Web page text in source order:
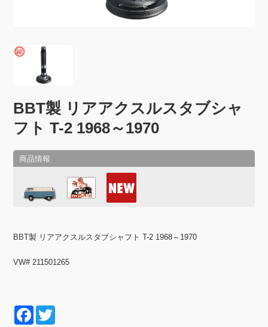
BBT製 リアアクスルスタブシャ
フト T-2 1968～1970
BBT製 リアアクスルスタブシャフト T-2 1968～1970
VW# 211501265
F